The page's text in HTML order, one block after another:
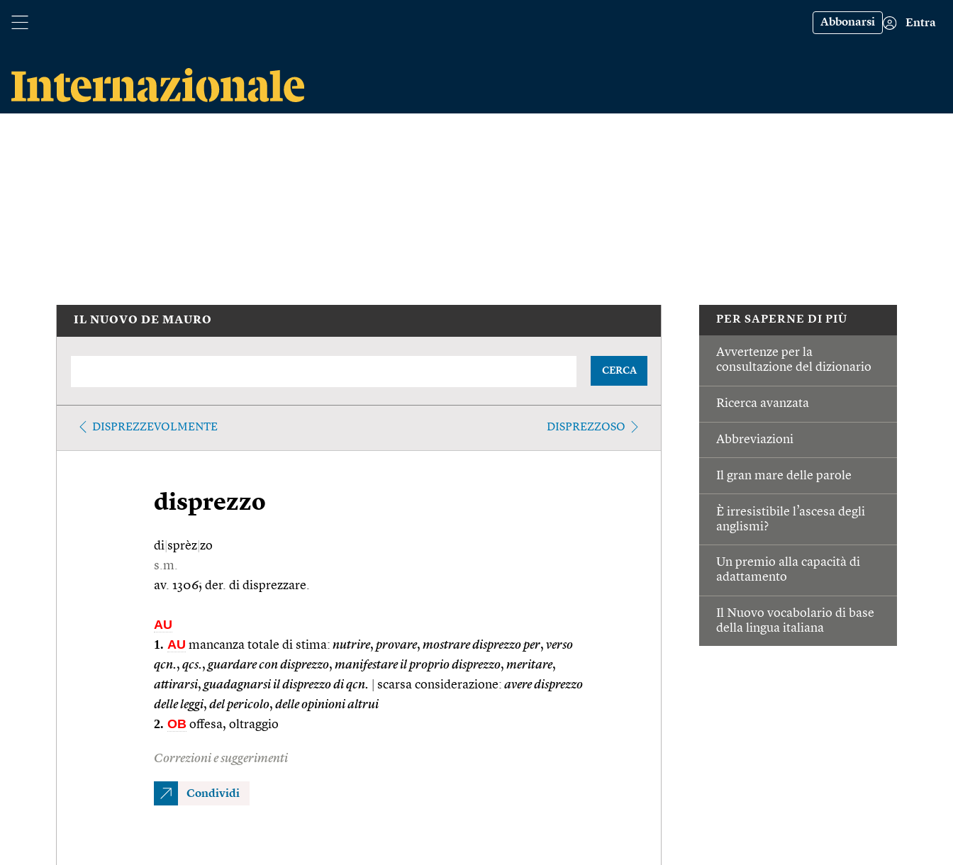
Abbonarsi Entra
PER SAPERNE DI PIÙ
Avvertenze per la
consultazione del dizionario
Ricerca avanzata
Abbreviazioni
Il gran mare delle parole
È irresistibile l’ascesa degli
anglismi?
Un premio alla capacità di
adattamento
Il Nuovo vocabolario di base
della lingua italiana
IL NUOVO DE MAURO
CERCA
DISPREZZEVOLMENTE DISPREZZOSO
disprezzo
di sprèz zo
s.m.
av. 1306; der. di disprezzare.
AU
1. AU mancanza totale di stima: nutrire, provare, mostrare disprezzo per, verso
qcn., qcs., guardare con disprezzo, manifestare il proprio disprezzo, meritare,
attirarsi, guadagnarsi il disprezzo di qcn. scarsa considerazione: avere disprezzo
delle leggi, del pericolo, delle opinioni altrui
2. OB offesa, oltraggio
Correzioni e suggerimenti
Condividi